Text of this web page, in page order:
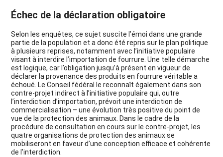
Échec de la déclaration obligatoire
Selon les enquêtes, ce sujet suscite l’émoi dans une grande
partie de la population et a donc été repris sur le plan politique
à plusieurs reprises, notamment avec l’initiative populaire
visant à interdire l’importation de fourrure. Une telle démarche
est logique, car l’obligation jusqu’à présent en vigueur de
déclarer la provenance des produits en fourrure véritable a
échoué. Le Conseil fédéral le reconnaît également dans son
contre-projet indirect à l’initiative populaire qui, outre
l’interdiction d’importation, prévoit une interdiction de
commercialisation – une évolution très positive du point de
vue de la protection des animaux. Dans le cadre de la
procédure de consultation en cours sur le contre-projet, les
quatre organisations de protection des animaux se
mobiliseront en faveur d’une conception efficace et cohérente
de l’interdiction.